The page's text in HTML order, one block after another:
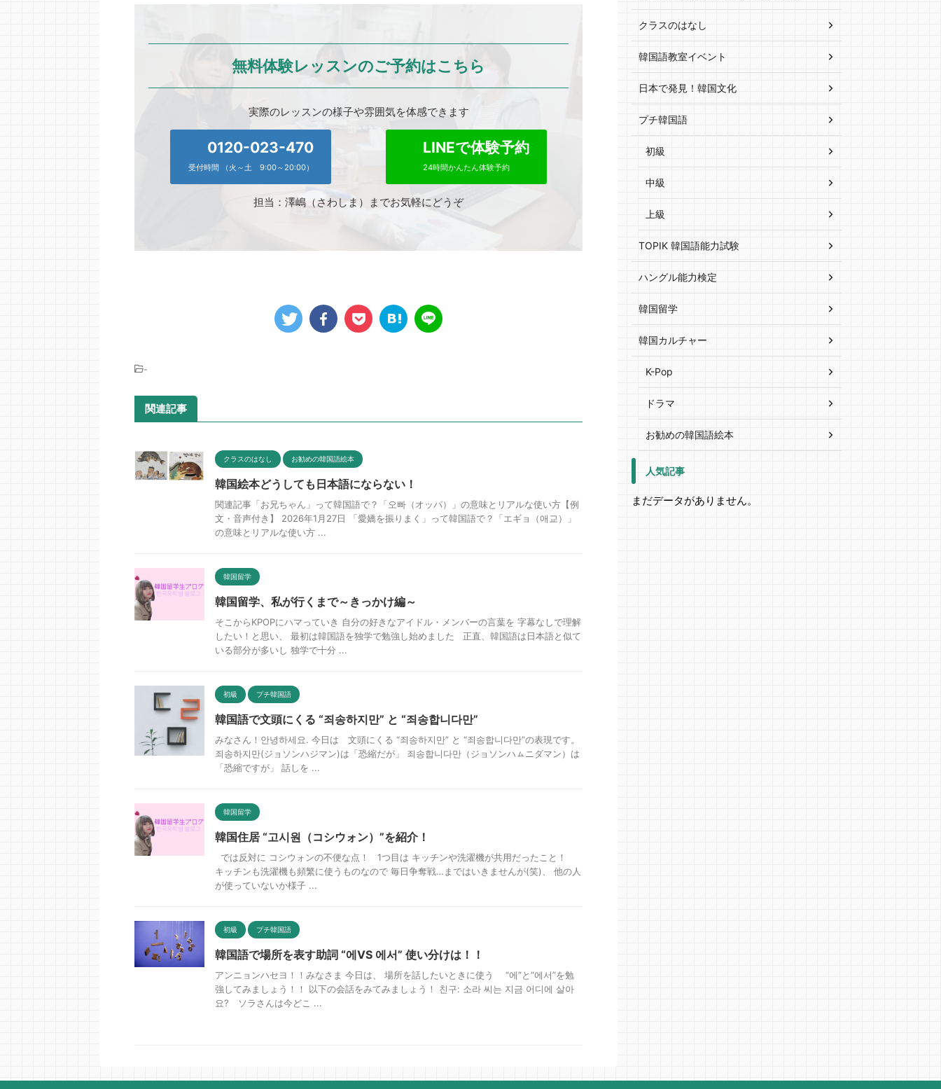
無料体験レッスンのご予約はこちら
実際のレッスンの様子や雰囲気を体感できます
0120-023-470
受付時間 （火～土 9:00～20:00）
LINEで体験予約
24時間かんたん体験予約
担当：澤嶋（さわしま）までお気軽にどうぞ
-
関連記事
クラスのはなし お勧めの韓国語絵本
韓国絵本どうしても日本語にならない！
関連記事「お兄ちゃん」って韓国語で？「오빠（オッパ）」の意味とリアルな使い方【例
文・音声付き】 2026年1月27日 「愛嬌を振りまく」って韓国語で？「エギョ（애교）」
の意味とリアルな使い方 ...
韓国留学
韓国留学、私が行くまで～きっかけ編～
そこからKPOPにハマっていき 自分の好きなアイドル・メンバーの言葉を 字幕なしで理解
したい！と思い、 最初は韓国語を独学で勉強し始めました 正直、韓国語は日本語と似て
いる部分が多いし 独学で十分 ...
初級 プチ韓国語
韓国語で文頭にくる “죄송하지만” と “죄송합니다만”
みなさん！안녕하세요. 今日は 文頭にくる “죄송하지만” と “죄송합니다만”の表現です。
죄송하지만(ジョソンハジマン)は「恐縮だが」 죄송합니다만（ジョソンハㇺニダマン）は
「恐縮ですが」 話しを ...
韓国留学
韓国住居 “고시원（コシウォン）”を紹介！
では反対に コシウォンの不便な点！ 1つ目は キッチンや洗濯機が共用だったこと！
キッチンも洗濯機も頻繁に使うものなので 毎日争奪戦…まではいきませんが(笑)、 他の人
が使っていないか様子 ...
初級 プチ韓国語
韓国語で場所を表す助詞 “에VS 에서” 使い分けは！！
アンニョンハセヨ！！みなさま 今日は、 場所を話したいときに使う “에”と“에서”を勉
強してみましょう！！ 以下の会話をみてみましょう！ 친구: 소라 씨는 지금 어디에 살아
요? ソラさんは今どこ ...
クラスのはなし
韓国語教室イベント
日本で発見！韓国文化
プチ韓国語
初級
中級
上級
TOPIK 韓国語能力試験
ハングル能力検定
韓国留学
韓国カルチャー
K-Pop
ドラマ
お勧めの韓国語絵本
人気記事
まだデータがありません。